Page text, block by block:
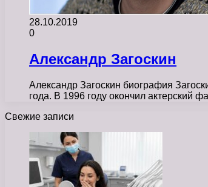
28.10.2019
0
Александр Загоскин
Александр Загоскин биография
года. В 1996 году окончил актерский
Свежие записи